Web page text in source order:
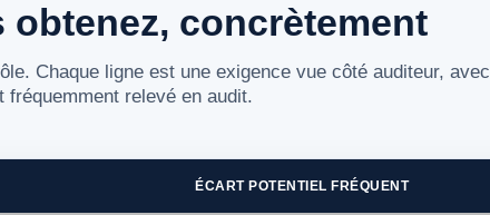
obtenez, concrètement
Chaque ligne est une exigence vue côté auditeur, avec
fréquemment relevé en audit.
ÉCART POTENTIEL FRÉQUENT